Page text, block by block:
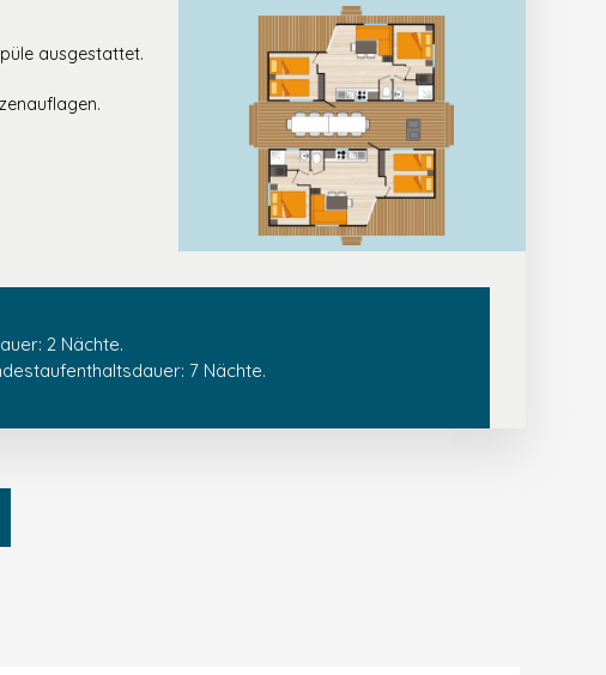
ausgestattet.
2 Nächte.
7 Nächte.